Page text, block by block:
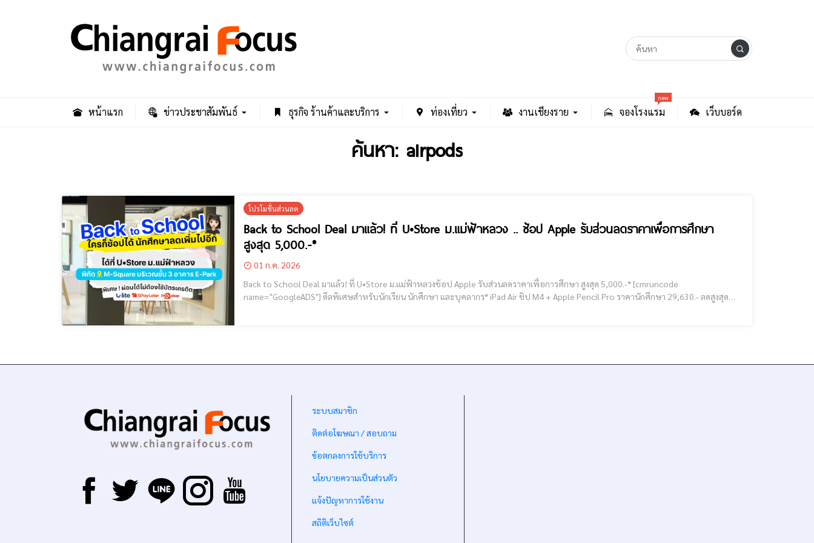
หน้าแรก ข่าวประชาสัมพันธ์ ธุรกิจ ร้านค้าและบริการ ท่องเที่ยว งานเชียงราย จองโรงแรม
new
เว็บบอร์ด
ค้นหา: airpods
โปรโมชั่นส่วนลด
Back to School Deal มาแล้ว! ที่ U•Store ม.แม่ฟ้าหลวง .. ช้อป Apple รับส่วนลดราคาเพื่อการศึกษา
สูงสุด 5,000.-*
01 ก.ค. 2026
Back to School Deal มาแล้ว! ที่ U•Store ม.แม่ฟ้าหลวงช้อป Apple รับส่วนลดราคาเพื่อการศึกษา สูงสุด 5,000.-* [cmruncode
name="GoogleADS"] ดีลพิเศษสำหรับนักเรียน นักศึกษา และบุคลากร* iPad Air ชิป M4 + Apple Pencil Pro ราคานักศึกษา 29,630.- ลดสูงสุด
ระบบสมาชิก
ติดต่อโฆษณา / สอบถาม
ข้อตกลงการใช้บริการ
นโยบายความเป็นส่วนตัว
แจ้งปัญหาการใช้งาน
สถิติเว็บไซต์